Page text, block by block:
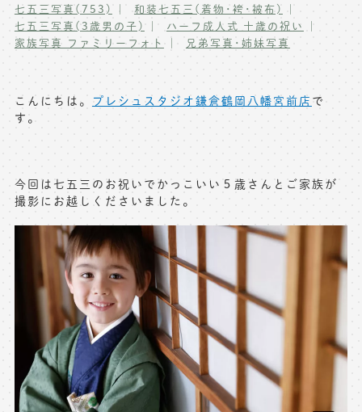
マタニティフォト撮影
初節句記念写真撮影
フォトウェディング
お祝いギフトカード
キャンペーン･限定プラン情報
料金シミュレーション
お問い合わせ窓口
店舗情報についてはお手数ですが
各店舗までお問い合わせください
toiawase@precieux-studio.com
※上記アドレスは総合窓口となります
[営業時間] 9:00～17:00
[定休日] 土日祝日
七五三写真(753)
和装七五三(着物･袴･被布)
七五三写真(3歳男の子)
ハーフ成人式 十歳の祝い
家族写真 ファミリーフォト
兄弟写真･姉妹写真
こんにちは。 プレシュスタジオ鎌倉鶴岡八幡宮前店 で
す。
今回は七五三のお祝いでかっこいい５歳さんとご家族が
撮影にお越しくださいました。